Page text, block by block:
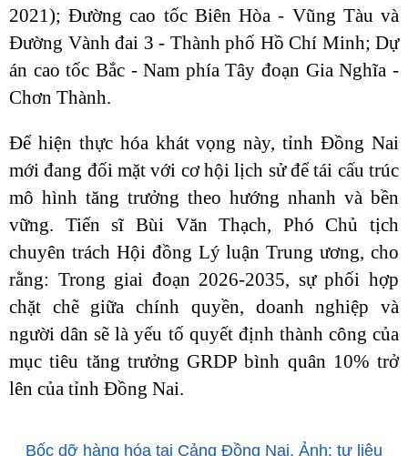
2021); Đường cao tốc Biên Hòa - Vũng Tàu và
Đường Vành đai 3 - Thành phố Hồ Chí Minh; Dự
án cao tốc Bắc - Nam phía Tây đoạn Gia Nghĩa -
Chơn Thành.
Để hiện thực hóa khát vọng này, tỉnh Đồng Nai
mới đang đối mặt với cơ hội lịch sử để tái cấu trúc
mô hình tăng trưởng theo hướng nhanh và bền
vững. Tiến sĩ Bùi Văn Thạch, Phó Chủ tịch
chuyên trách Hội đồng Lý luận Trung ương, cho
rằng: Trong giai đoạn 2026-2035, sự phối hợp
chặt chẽ giữa chính quyền, doanh nghiệp và
người dân sẽ là yếu tố quyết định thành công của
mục tiêu tăng trưởng GRDP bình quân 10% trở
lên của tỉnh Đồng Nai.
Bốc dỡ hàng hóa tại Cảng Đồng Nai. Ảnh: tư liệu